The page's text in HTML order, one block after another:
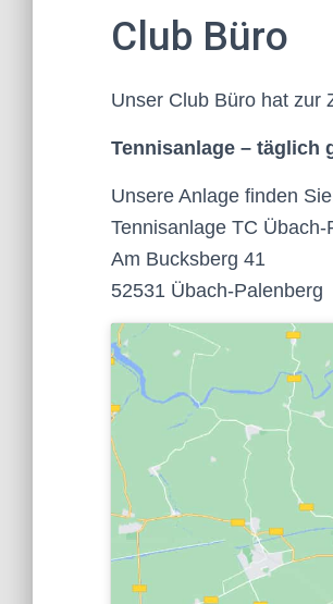
Club Büro
Unser Club Büro hat zur
Tennisanlage – täglich
Unsere Anlage finden
Tennisanlage TC Übach-
Am Bucksberg 41
52531 Übach-Palenberg